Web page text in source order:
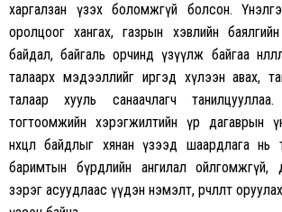
харгалзан үзэх боломжгүй болсон.
оролцоог хангах, газрын хэвлийн баялгийн
байдал, байгаль орчинд үзүүлж байгаа
талаарх мэдээллийг иргэд хүлээн авах,
талаар хууль санаачлагч
тогтоомжийн хэрэгжилтийн үр дагаврын
нөхцөл байдлыг хянан үзээд шаардлага нь
баримтын бүрдлийн ангилал ойлгомжгүй,
зэрэг асуудлаас үүдэн нэмэлт, өөрчлөлт